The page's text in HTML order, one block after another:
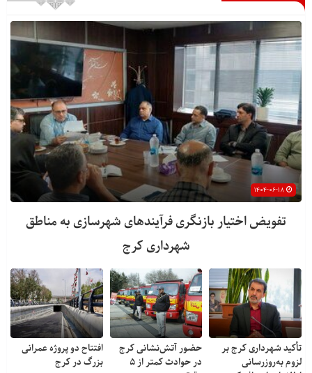
تفویض اختیار بازنگری فرآیندهای شهرسازی به مناطق
شهرداری کرج
تأکید شهرداری کرج بر
لزوم به‌روزرسانی
حضور آتش‌نشانی کرج
در حوادث کمتر از ۵
افتتاح دو پروژه عمرانی
بزرگ در کرج